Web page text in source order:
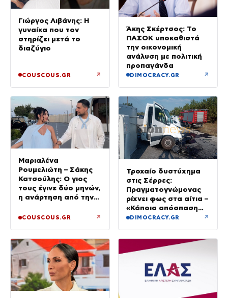
Γιώργος Λιβάνης: Η
γυναίκα που τον
στηρίζει μετά το
διαζύγιο
COUSCOUS.GR ↗
Άκης Σκέρτσος: Το
ΠΑΣΟΚ υποκαθιστά
την οικονομική
ανάλυση με πολιτική
προπαγάνδα
DIMOCRACY.GR ↗
Μαριαλένα
Ρουμελιώτη – Σάκης
Κατσούλης: Ο γιος
τους έγινε δύο μηνών,
η ανάρτηση από την
COUSCOUS.GR ↗
Τροχαίο δυστύχημα
στις Σέρρες:
Πραγματογνώμονας
ρίχνει φως στα αίτια –
«Κάποια απόσπαση
προσοχής, ίσως
DIMOCRACY.GR ↗